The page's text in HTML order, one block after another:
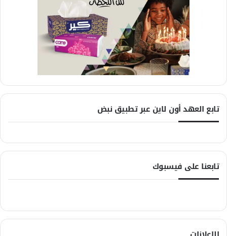
تابع العهد أون لاين عبر تطبيق نبض
تابعنا على فيسبوك